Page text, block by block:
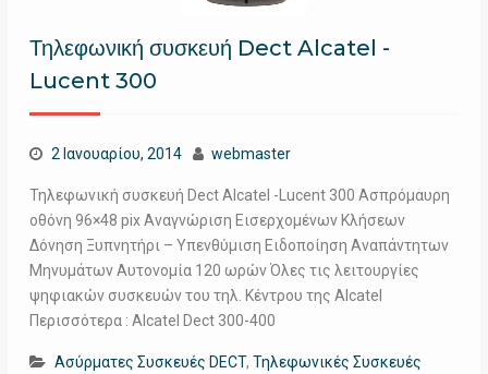
Τηλεφωνική συσκευή Dect Alcatel -
Lucent 300
2 Ιανουαρίου, 2014 webmaster
Τηλεφωνική συσκευή Dect Alcatel -Lucent 300 Ασπρόμαυρη
οθόνη 96×48 pix Αναγνώριση Εισερχομένων Κλήσεων
Δόνηση Ξυπνητήρι – Υπενθύμιση Ειδοποίηση Αναπάντητων
Μηνυμάτων Αυτονομία 120 ωρών Όλες τις λειτουργίες
ψηφιακών συσκευών του τηλ. Κέντρου της Alcatel
Περισσότερα : Alcatel Dect 300-400
Ασύρματες Συσκευές DECT, Τηλεφωνικές Συσκευές